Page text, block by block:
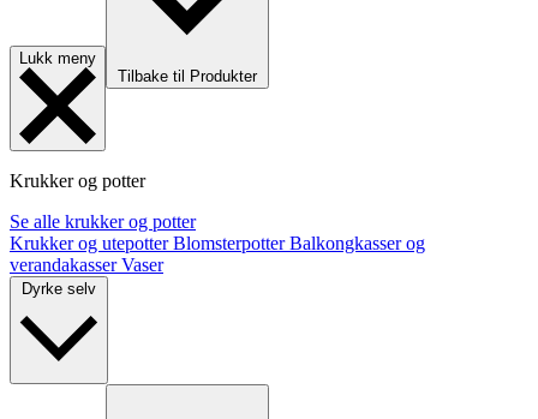
Lukk meny
Tilbake til Produkter
Krukker og potter
Se alle krukker og potter
Krukker og utepotterBlomsterpotterBalkongkasser og
verandakasserVaser